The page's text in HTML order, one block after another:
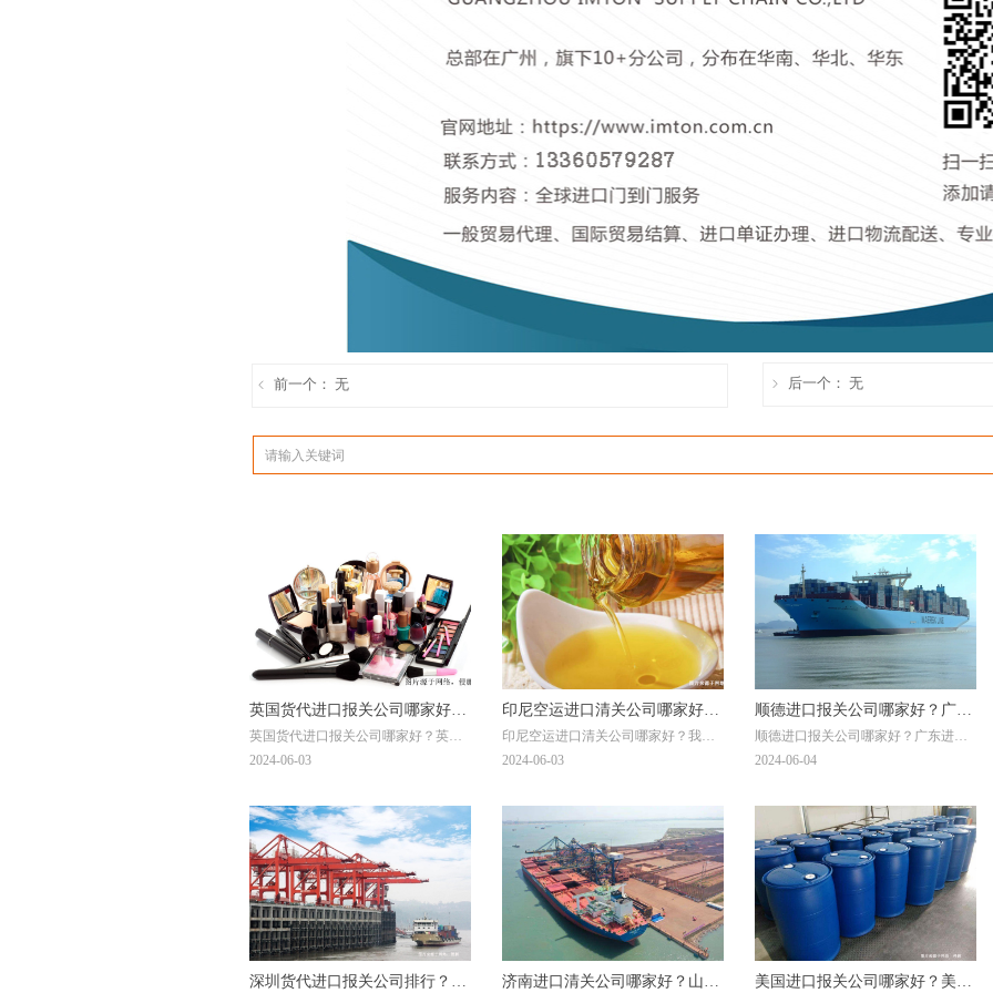
ꁆ 前一个： 无 ꁇ 后一个： 无
英国货代进口报关公司哪家好？
英国化妆品清关流程
英国货代进口报关公司哪家好？英国
进口报关公司推荐我司万享进贸通，
武汉、青岛、天津、大连、昆山），
13万+全球服务案例，20年进口报关经
验，500多名资深的进口业务经理，专
注全球门到门一站式进口清关代理服
务。万享进贸通可以提供公司一般贸
易进口英国化妆品清关流程一站式门
到门，以下还会介绍化妆品进口报关
注意事项，如果您有需求，欢迎咨询
在线客服或来电400-662-6939。
2024-06-03
印尼空运进口清关公司哪家好？
印尼起酥油报关流程
印尼空运进口清关公司哪家好？我司
进贸通，成立于2004年，是海关AEO
武汉、宁波、昆山、北京、天津、大
连、青岛等各一二线港口城市，可提
供印尼起酥油报关流程代理食用油一
站式门到门，超过500人的精英团队为
您打造印尼起酥油进口清关方案，欢
迎在线咨询客服或拨打电话400-662-
2024-06-03
顺德进口报关公司哪家好？广东
进口清关公司排名
顺德进口报关公司哪家好？广东进口
清关公司排名前十？不知道顺德报关
理，有各类货物进出口报关案例
13W+。进贸通是海关AEO高级认证企
业，在全国有10家分公司，分布在上
海总部、广州、深圳、北京、宁波、
武汉、青岛、天津、大连、昆山等一
二线港口城市，广州分公司地址：广
州市海珠区新港东路148号邦华环球贸
易中心东翼22层，可代理上千种货物
进口报关，如需进口报关代理业务，
2024-06-04
深圳货代进口报关公司排行？广 济南进口清关公司哪家好？山东 美国进口报关公司哪家好？美国